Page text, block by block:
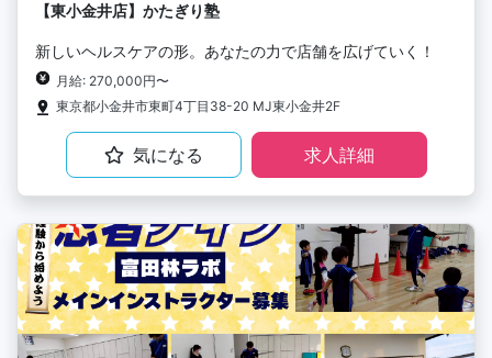
【東小金井店】かたぎり塾
新しいヘルスケアの形。あなたの力で店舗を広げていく！
月給: 270,000円〜
東京都小金井市東町4丁目38-20 MJ東小金井2F
気になる 求人詳細